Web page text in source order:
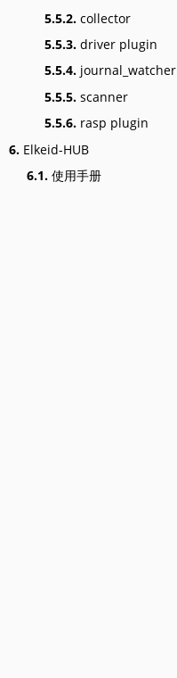
5.5.2. collector
5.5.3. driver plugin
5.5.4. journal_watcher
5.5.5. scanner
5.5.6. rasp plugin
6. Elkeid-HUB
6.1. 使用手册